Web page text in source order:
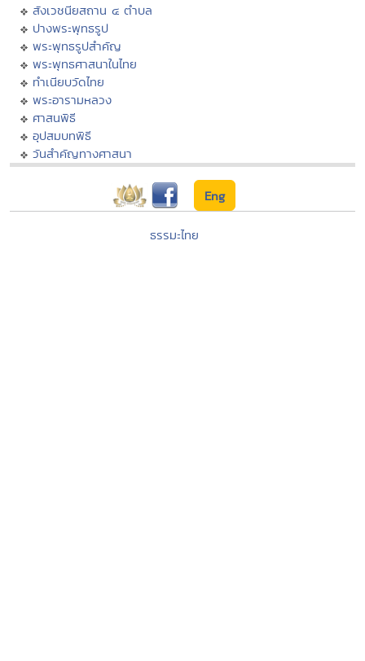
สังเวชนียสถาน ๔ ตำบล
ปางพระพุทธรูป
พระพุทธรูปสำคัญ
พระพุทธศาสนาในไทย
ทำเนียบวัดไทย
พระอารามหลวง
ศาสนพิธี
อุปสมบทพิธี
วันสำคัญทางศาสนา
Eng
ธรรมะไทย